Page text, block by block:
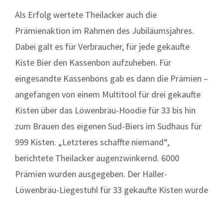
Als Erfolg wertete Theilacker auch die
Prämienaktion im Rahmen des Jubiläumsjahres.
Dabei galt es für Verbraucher, für jede gekaufte
Kiste Bier den Kassenbon aufzuheben. Für
eingesandte Kassenbons gab es dann die Prämien –
angefangen von einem Multitool für drei gekaufte
Kisten über das Löwenbräu-Hoodie für 33 bis hin
zum Brauen des eigenen Sud-Biers im Sudhaus für
999 Kisten. „Letzteres schaffte niemand“,
berichtete Theilacker augenzwinkernd. 6000
Prämien wurden ausgegeben. Der Haller-
Löwenbräu-Liegestuhl für 33 gekaufte Kisten wurde